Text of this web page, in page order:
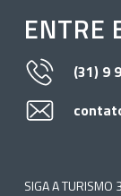
ENTRE
(31) 9
SIGA A TURISMO